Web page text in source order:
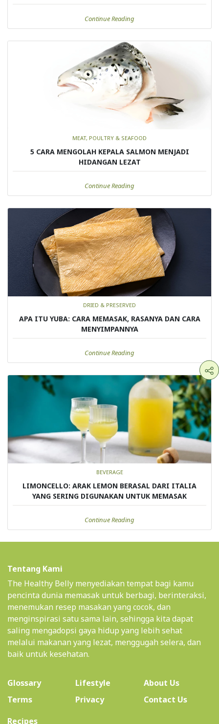
Continue Reading
MEAT, POULTRY & SEAFOOD
5 CARA MENGOLAH KEPALA SALMON MENJADI
HIDANGAN LEZAT
Continue Reading
DRIED & PRESERVED
APA ITU YUBA: CARA MEMASAK, RASANYA DAN CARA
MENYIMPANNYA
Continue Reading
BEVERAGE
LIMONCELLO: ARAK LEMON BERASAL DARI ITALIA
YANG SERING DIGUNAKAN UNTUK MEMASAK
Continue Reading
Tentang Kami
The Healthy Belly menyediakan tempat bagi kamu
pencinta dunia memasak untuk berbagi, berinteraksi,
menemukan resep masakan yang cocok, dan
menginspirasi satu sama lain, sehingga kita dapat
saling mengadopsi gaya hidup yang lebih sehat
melalui makanan yang lezat, menggugah selera, dan
baik untuk kesehatan.
Glossary Lifestyle About Us(current)
Terms
Privacy
Contact Us
Recipes(current)